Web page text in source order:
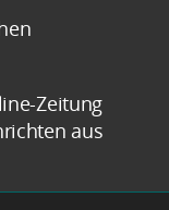
Zeitung
aus